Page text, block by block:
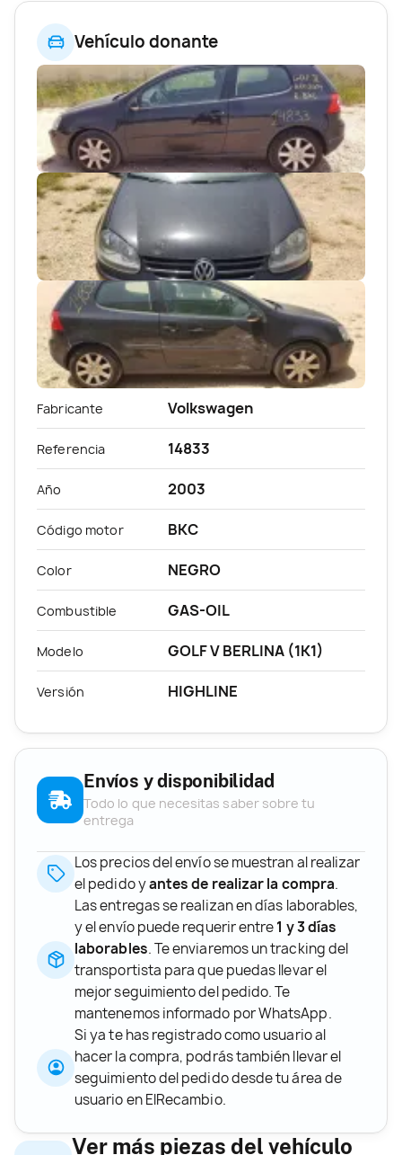
Vehículo donante
Fabricante Volkswagen
Referencia 14833
Año 2003
Código motor BKC
Color NEGRO
Combustible GAS-OIL
Modelo GOLF V BERLINA (1K1)
Versión HIGHLINE
Envíos y disponibilidad
Todo lo que necesitas saber sobre tu
entrega
Los precios del envío se muestran al realizar
el pedido yantes de realizar la compra.
Las entregas se realizan en días laborables,
y el envío puede requerir entre1 y 3 días
laborables. Te enviaremos un tracking del
transportista para que puedas llevar el
mejor seguimiento del pedido. Te
mantenemos informado por WhatsApp.
Si ya te has registrado como usuario al
hacer la compra, podrás también llevar el
seguimiento del pedido desde tu área de
usuario en ElRecambio.
Ver más piezas del vehículo